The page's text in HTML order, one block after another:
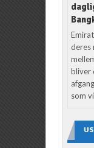
deres
bliver
som